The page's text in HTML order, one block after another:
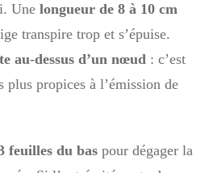
Une longueur de 8 à 10 cm
transpire trop et s’épuise.
au-dessus d’un nœud : c’est
plus propices à l’émission de
feuilles du bas pour dégager la